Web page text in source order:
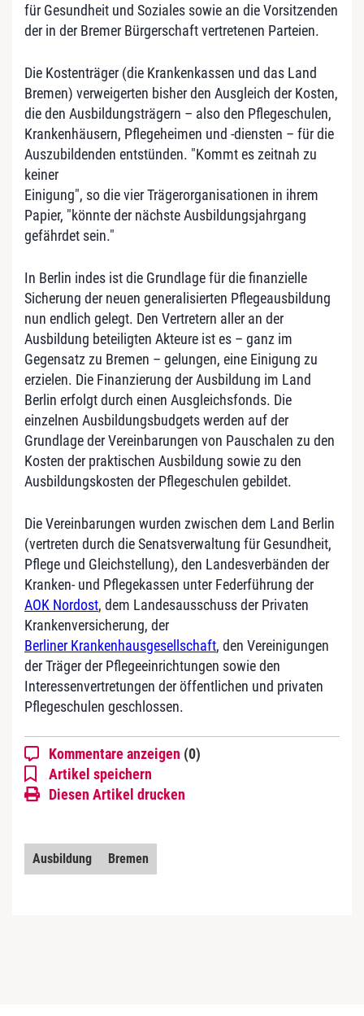
für Gesundheit und Soziales sowie an die Vorsitzenden
der in der Bremer Bürgerschaft vertretenen Parteien.
Die Kostenträger (die Krankenkassen und das Land
Bremen) verweigerten bisher den Ausgleich der Kosten,
die den Ausbildungsträgern – also den Pflegeschulen,
Krankenhäusern, Pflegeheimen und -diensten – für die
Auszubildenden entstünden. "Kommt es zeitnah zu
keiner
Einigung", so die vier Trägerorganisationen in ihrem
Papier, "könnte der nächste Ausbildungsjahrgang
gefährdet sein."
In Berlin indes ist die Grundlage für die finanzielle
Sicherung der neuen generalisierten Pflegeausbildung
nun endlich gelegt. Den Vertretern aller an der
Ausbildung beteiligten Akteure ist es – ganz im
Gegensatz zu Bremen – gelungen, eine Einigung zu
erzielen. Die Finanzierung der Ausbildung im Land
Berlin erfolgt durch einen Ausgleichsfonds. Die
einzelnen Ausbildungsbudgets werden auf der
Grundlage der Vereinbarungen von Pauschalen zu den
Kosten der praktischen Ausbildung sowie zu den
Ausbildungskosten der Pflegeschulen gebildet.
Die Vereinbarungen wurden zwischen dem Land Berlin
(vertreten durch die Senatsverwaltung für Gesundheit,
Pflege und Gleichstellung), den Landesverbänden der
Kranken- und Pflegekassen unter Federführung der
AOK Nordost, dem Landesausschuss der Privaten
Krankenversicherung, der
Berliner Krankenhausgesellschaft, den Vereinigungen
der Träger der Pflegeeinrichtungen sowie den
Interessenvertretungen der öffentlichen und privaten
Pflegeschulen geschlossen.
Kommentare anzeigen (0)
Artikel speichern
Diesen Artikel drucken
Ausbildung Bremen